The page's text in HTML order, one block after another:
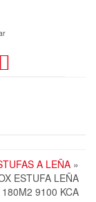
A LEÑA »
ESTUFA LEÑA
180M2 9100 KCA